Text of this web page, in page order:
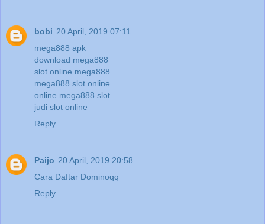
bobi 20 April, 2019 07:11
mega888 apk
download mega888
slot online mega888
mega888 slot online
online mega888 slot
judi slot online
Reply
Paijo 20 April, 2019 20:58
Cara Daftar Dominoqq
Reply